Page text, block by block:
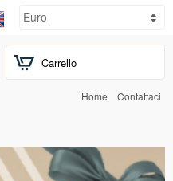
Carrello
Home Contattaci